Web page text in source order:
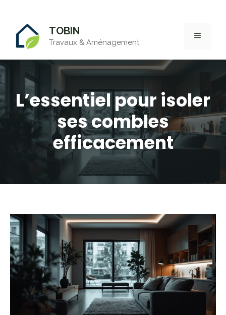
contenu
TOBIN
Travaux & Aménagement
MENU
L’essentiel pour isoler
ses combles
efficacement